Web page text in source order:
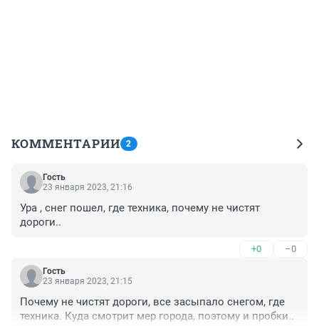
КОММЕНТАРИИ 2
Гость
23 января 2023, 21:16
Ура , снег пошел, где техника, почему не чистят
дороги..
+0 –0
Гость
23 января 2023, 21:15
Почему не чистят дороги, все засыпало снегом, где
техника. Куда смотрит мер города, поэтому и пробки..